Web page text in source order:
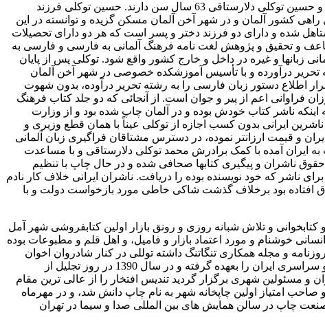
عکس سمت راست محمدعلی توللی 15 ساله، عکس سمت چپ حسین توکلی دلارستاقی 9 ساله ، تاریخ عکس 1335 توللی هم اکنون 72 و حسین توکلی دلارستاقی 63 سال سن دارند. حسین توکلی فرزند
کشور آلمان و در شهر آخن آلمان مسکن گزیده و توانسته در این
شده و دارای دو فرزند دختر و پسر است که هر دو دارای تحصیلات
مضاعف و تحقیق و پژوهش لغت نامه فرهنگ آلمانی به فارسی و فارسی به
ایرانیان و آلمانی زبانها و غیره در داخل و خارج کشور واقع شود. توکلی پس از پایان
تحریر درآورده و با تأسیس آموزشکده خصوصی در شهر آخن آلمان
اطلاع دستور زبان فارسی را به رشته تحریر درآوده، بدون شهوت
فراوانی اعم از پیر و جوان است. از آنجائی که دو جلد کتاب فرهنگ
اینکه ناشر کتاب خودش بوده و در آلمان چاپ شده بود و از وزارت
ایرانی بدون کسب اجازه از توکلی عیناً با همان قطع وزیری و
و قیمت ارزانتر نموده، در دسترس مشتاقان فراگیری زبان آلمانی
ایران آمده با کمک برادرش محمد توکلی دلارستاقی و با مساعدت
ناشران و پیگیری کتابها صحافی شده و در حال چاپ با تنظیم
که خود نویسنده بوده را دریافت. ناشران ایرانی خلاف کار نادم
افتاده بود برخلاف گذشت شاکی خاطی مورد بازخواست دولت و با
و کتابخوانی و تلاش شبانه روزی و رونق بازار اولین کتابفروشی شهر آمل
خوشنام و مورد اعتماد بازار و فامیل، و اهل قلم و مطبوعات بوده
و مجله همکاری تنگاتنگ داشته توللی در کنار شادروان اخوان
رشد و نمو کرده و تشویق این آموزگار خوش نیت یعنی سید اسداله اخوان موجب شد توللی در 18 سالگی خبرنگار چندین روزنامه محلی و سراسری ایران را بعهده گرفته و در سال 1390 در روز تجلیل از
و مسئولین شهری برگزار گردید تندیس افتخار را از عالی ترین مقام
وی مدیر و صاحب امتیاز اولین چاپخانه شهر به نام چاپ دانش شد، و در مهرماه
صنعت چاپ در سالن همایش های بین المللی صدا و سیما در تهران